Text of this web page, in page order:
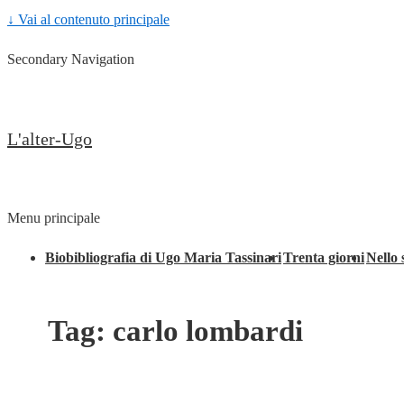
↓ Vai al contenuto principale
Secondary Navigation
L'alter-Ugo
Menu principale
Biobibliografia di Ugo Maria TassinariTrenta giorniNello
Tag: carlo lombardi